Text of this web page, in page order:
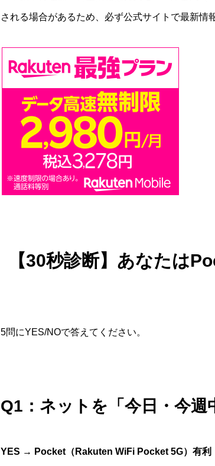
される場合があるため、必ず公式サイトで最新情
【30秒診断】あなたは
5問にYES/NOで答えてください。
Q1：ネットを「今日・今週
YES → Pocket（Rakuten WiFi Pocket 5G）有利